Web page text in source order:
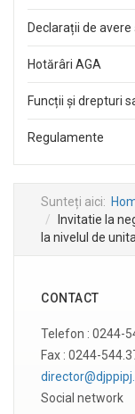
Declarații de
Hotărâri AGA
Funcții și drepturi
Regulamente
Sunteți aici:
Invitatie la
la nivelul de
CONTACT
Telefon : 0244-
Fax : 0244-
Social network